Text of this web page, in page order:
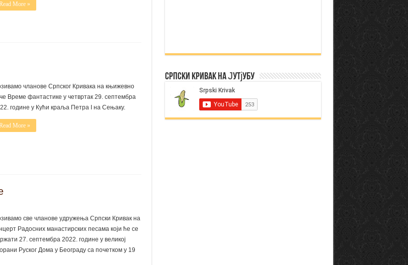
More »
чланове Српског Кривака на књижевно
Време фантастике у четвртак 29. септембра
године у Кући краља Петра I на Сењаку.
More »
све чланове удружења Српски Кривак на
Радосних манастирских песама који ће се
27. септембра 2022. године у великој
Руског Дома у Београду са почетком у 19
Српски Кривак на Јутјубу